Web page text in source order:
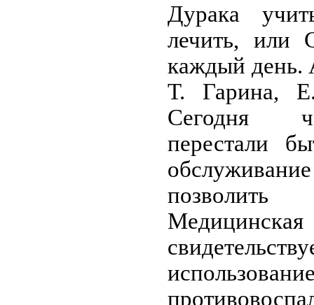
Дурака
лечить, или
каждый день.
Т. Гарина,
Сегодня
перестали